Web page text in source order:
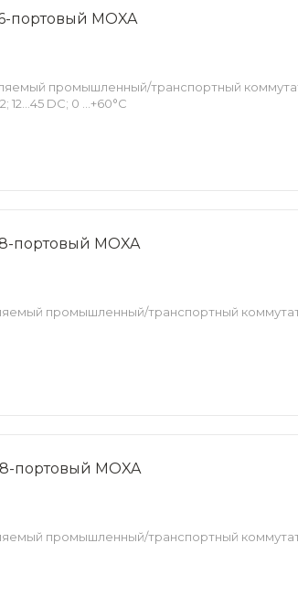
портовый MOXA
промышленный/транспортный
12…45 DC; 0 ...+60°С
портовый MOXA
промышленный/транспортный
портовый MOXA
промышленный/транспортный